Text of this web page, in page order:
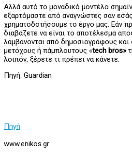
Αλλά αυτό το μοναδικό μοντέλο
εξαρτόμαστε από αναγνώστες σαν
χρηματοδοτήσουμε το έργο μας. Εάν
διαβάζετε να είναι το αποτέλεσμα
λαμβάνονται από δημοσιογράφους και
μετόχους ή πάμπλουτους «tech bros»
λοιπόν, ξέρετε τι πρέπει να κάνετε.
Πηγή: Guardian
Πηγή
www.enikos.gr